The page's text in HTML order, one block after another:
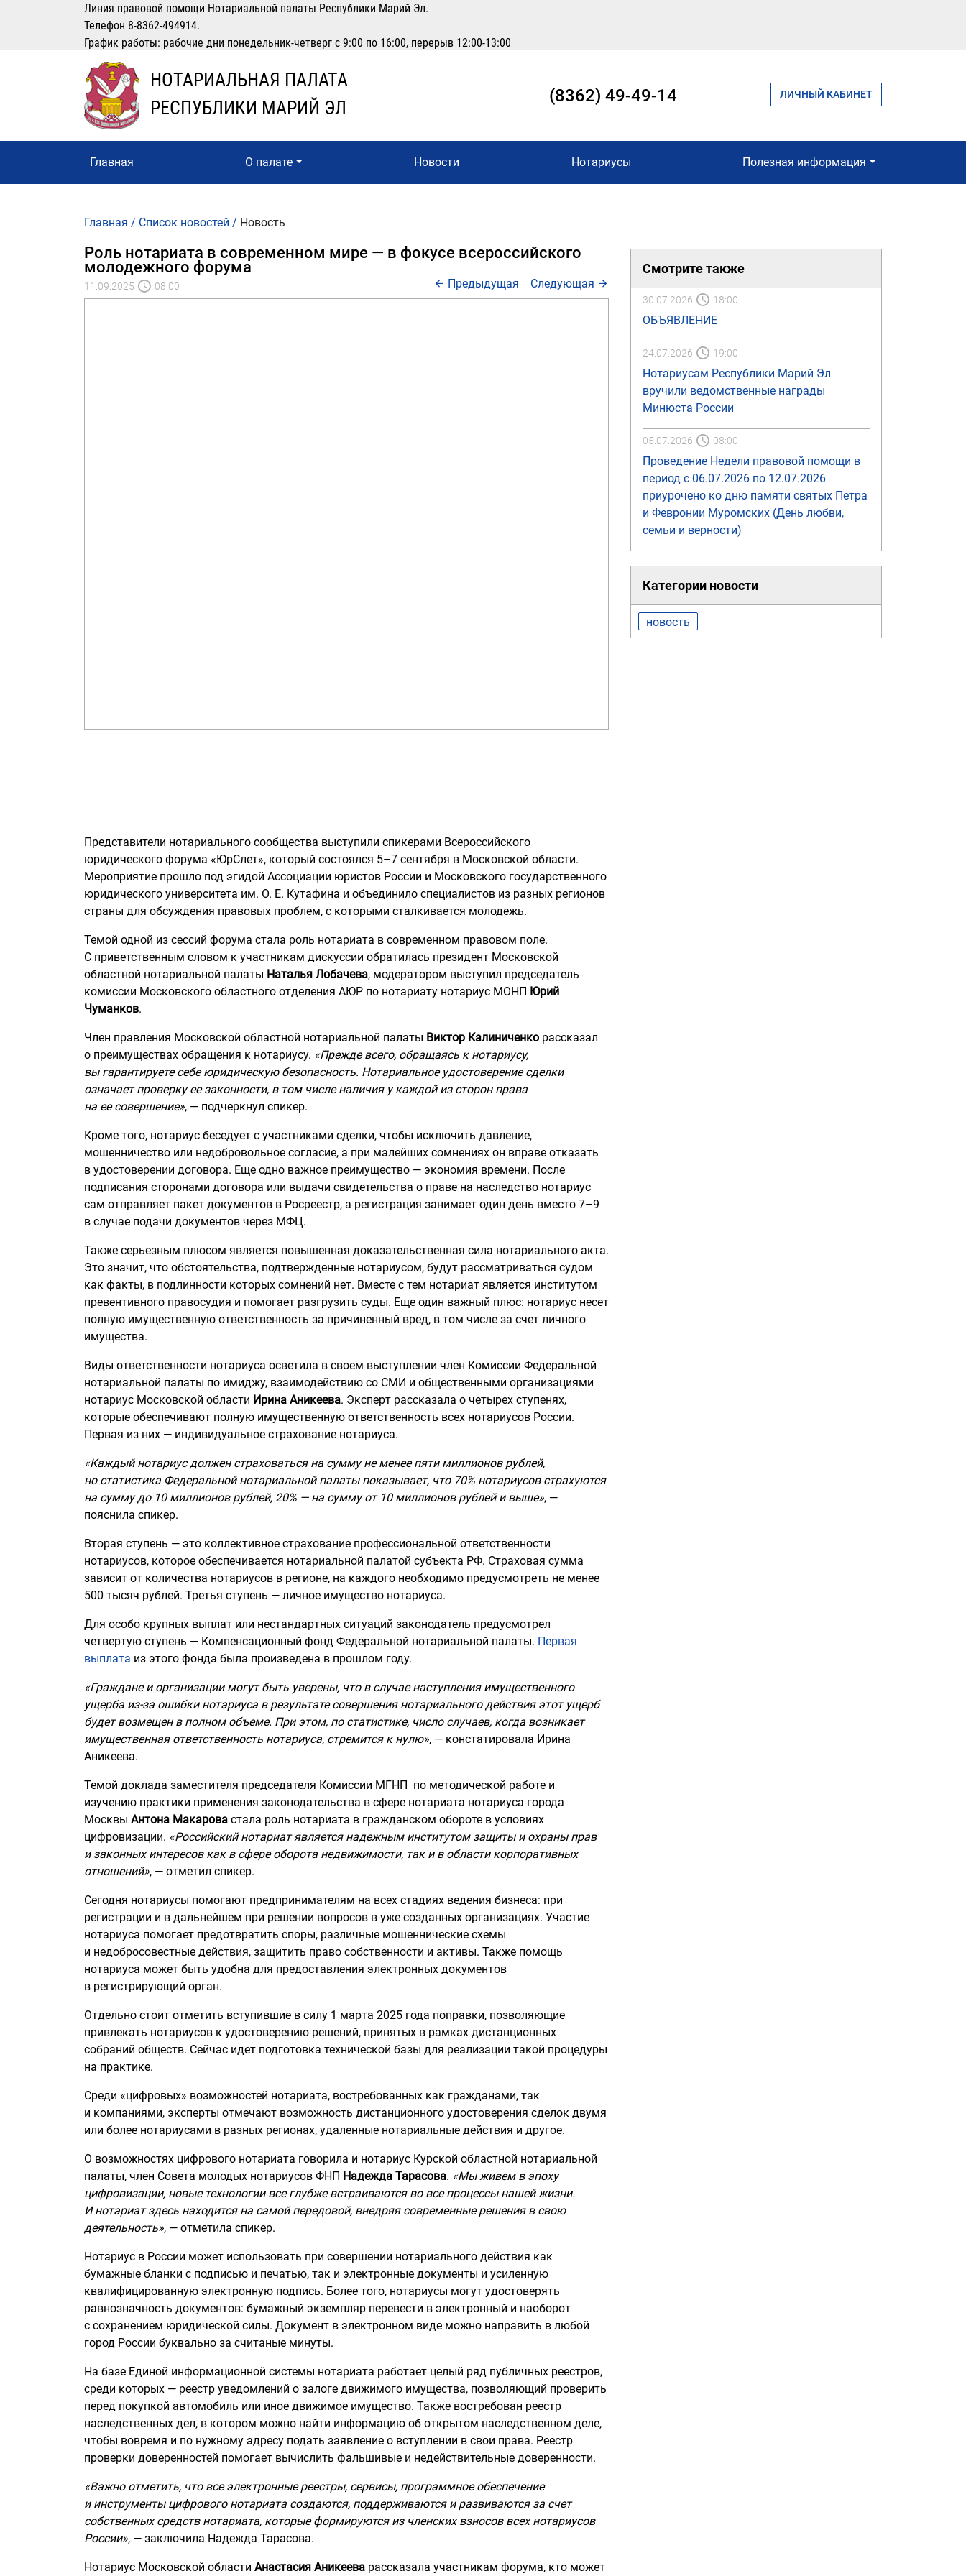
Линия правовой помощи Нотариальной палаты Республики Марий Эл.
Телефон 8-8362-494914.
График работы: рабочие дни понедельник-четверг с 9:00 по 16:00, перерыв 12:00-13:00
НОТАРИАЛЬНАЯ ПАЛАТА
РЕСПУБЛИКИ МАРИЙ ЭЛ
(8362) 49-49-14 ЛИЧНЫЙ КАБИНЕТ
Главная О палате Новости Нотариусы Полезная информация
Главная / Список новостей / Новость
Роль нотариата в современном мире — в фокусе всероссийского
молодежного форума
11.09.2025 08:00 Следующая
Предыдущая
Представители нотариального сообщества выступили спикерами Всероссийского
юридического форума «ЮрСлет», который состоялся 5–7 сентября в Московской области.
Мероприятие прошло под эгидой Ассоциации юристов России и Московского государственного
юридического университета им. О. Е. Кутафина и объединило специалистов из разных регионов
страны для обсуждения правовых проблем, с которыми сталкивается молодежь.
Темой одной из сессий форума стала роль нотариата в современном правовом поле.
С приветственным словом к участникам дискуссии обратилась президент Московской
областной нотариальной палаты Наталья Лобачева, модератором выступил председатель
комиссии Московского областного отделения АЮР по нотариату нотариус МОНП Юрий
Чуманков.
Член правления Московской областной нотариальной палаты Виктор Калиниченко рассказал
о преимуществах обращения к нотариусу. «Прежде всего, обращаясь к нотариусу,
вы гарантируете себе юридическую безопасность. Нотариальное удостоверение сделки
означает проверку ее законности, в том числе наличия у каждой из сторон права
на ее совершение», — подчеркнул спикер.
Кроме того, нотариус беседует с участниками сделки, чтобы исключить давление,
мошенничество или недобровольное согласие, а при малейших сомнениях он вправе отказать
в удостоверении договора. Еще одно важное преимущество — экономия времени. После
подписания сторонами договора или выдачи свидетельства о праве на наследство нотариус
сам отправляет пакет документов в Росреестр, а регистрация занимает один день вместо 7–9
в случае подачи документов через МФЦ.
Также серьезным плюсом является повышенная доказательственная сила нотариального акта.
Это значит, что обстоятельства, подтвержденные нотариусом, будут рассматриваться судом
как факты, в подлинности которых сомнений нет. Вместе с тем нотариат является институтом
превентивного правосудия и помогает разгрузить суды. Еще один важный плюс: нотариус несет
полную имущественную ответственность за причиненный вред, в том числе за счет личного
имущества.
Виды ответственности нотариуса осветила в своем выступлении член Комиссии Федеральной
нотариальной палаты по имиджу, взаимодействию со СМИ и общественными организациями
нотариус Московской области Ирина Аникеева. Эксперт рассказала о четырех ступенях,
которые обеспечивают полную имущественную ответственность всех нотариусов России.
Первая из них — индивидуальное страхование нотариуса.
«Каждый нотариус должен страховаться на сумму не менее пяти миллионов рублей,
но статистика Федеральной нотариальной палаты показывает, что 70% нотариусов страхуются
на сумму до 10 миллионов рублей, 20% — на сумму от 10 миллионов рублей и выше», —
пояснила спикер.
Вторая ступень — это коллективное страхование профессиональной ответственности
нотариусов, которое обеспечивается нотариальной палатой субъекта РФ. Страховая сумма
зависит от количества нотариусов в регионе, на каждого необходимо предусмотреть не менее
500 тысяч рублей. Третья ступень — личное имущество нотариуса.
Для особо крупных выплат или нестандартных ситуаций законодатель предусмотрел
четвертую ступень — Компенсационный фонд Федеральной нотариальной палаты. Первая
выплата из этого фонда была произведена в прошлом году.
«Граждане и организации могут быть уверены, что в случае наступления имущественного
ущерба из-за ошибки нотариуса в результате совершения нотариального действия этот ущерб
будет возмещен в полном объеме. При этом, по статистике, число случаев, когда возникает
имущественная ответственность нотариуса, стремится к нулю», — констатировала Ирина
Аникеева.
Темой доклада заместителя председателя Комиссии МГНП по методической работе и
изучению практики применения законодательства в сфере нотариата нотариуса города
Москвы Антона Макарова стала роль нотариата в гражданском обороте в условиях
цифровизации. «Российский нотариат является надежным институтом защиты и охраны прав
и законных интересов как в сфере оборота недвижимости, так и в области корпоративных
отношений», — отметил спикер.
Сегодня нотариусы помогают предпринимателям на всех стадиях ведения бизнеса: при
регистрации и в дальнейшем при решении вопросов в уже созданных организациях. Участие
нотариуса помогает предотвратить споры, различные мошеннические схемы
и недобросовестные действия, защитить право собственности и активы. Также помощь
нотариуса может быть удобна для предоставления электронных документов
в регистрирующий орган.
Отдельно стоит отметить вступившие в силу 1 марта 2025 года поправки, позволяющие
привлекать нотариусов к удостоверению решений, принятых в рамках дистанционных
собраний обществ. Сейчас идет подготовка технической базы для реализации такой процедуры
на практике.
Среди «цифровых» возможностей нотариата, востребованных как гражданами, так
и компаниями, эксперты отмечают возможность дистанционного удостоверения сделок двумя
или более нотариусами в разных регионах, удаленные нотариальные действия и другое.
О возможностях цифрового нотариата говорила и нотариус Курской областной нотариальной
палаты, член Совета молодых нотариусов ФНП Надежда Тарасова. «Мы живем в эпоху
цифровизации, новые технологии все глубже встраиваются во все процессы нашей жизни.
И нотариат здесь находится на самой передовой, внедряя современные решения в свою
деятельность», — отметила спикер.
Нотариус в России может использовать при совершении нотариального действия как
бумажные бланки с подписью и печатью, так и электронные документы и усиленную
квалифицированную электронную подпись. Более того, нотариусы могут удостоверять
равнозначность документов: бумажный экземпляр перевести в электронный и наоборот
с сохранением юридической силы. Документ в электронном виде можно направить в любой
город России буквально за считаные минуты.
На базе Единой информационной системы нотариата работает целый ряд публичных реестров,
среди которых — реестр уведомлений о залоге движимого имущества, позволяющий проверить
перед покупкой автомобиль или иное движимое имущество. Также востребован реестр
наследственных дел, в котором можно найти информацию об открытом наследственном деле,
чтобы вовремя и по нужному адресу подать заявление о вступлении в свои права. Реестр
проверки доверенностей помогает вычислить фальшивые и недействительные доверенности.
«Важно отметить, что все электронные реестры, сервисы, программное обеспечение
и инструменты цифрового нотариата создаются, поддерживаются и развиваются за счет
собственных средств нотариата, которые формируются из членских взносов всех нотариусов
России», — заключила Надежда Тарасова.
Нотариус Московской области Анастасия Аникеева рассказала участникам форума, кто может
Смотрите также
30.07.2026 18:00
ОБЪЯВЛЕНИЕ
24.07.2026 19:00
Нотариусам Республики Марий Эл
вручили ведомственные награды
Минюста России
05.07.2026 08:00
Проведение Недели правовой помощи в
период с 06.07.2026 по 12.07.2026
приурочено ко дню памяти святых Петра
и Февронии Муромских (День любви,
семьи и верности)
Категории новости
новость